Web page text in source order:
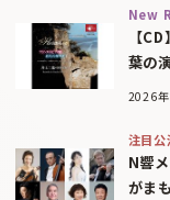
New
【
葉の
2026
注目公
N響
がま